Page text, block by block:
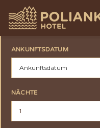
ANKUNFTSDATUM
NÄCHTE